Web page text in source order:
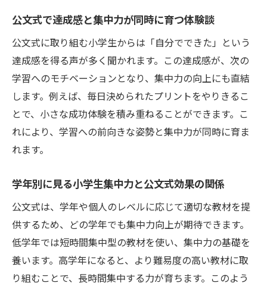
公文式で達成感と集中力が同時に育つ体験談
公文式に取り組む小学生からは「自分でできた」という
達成感を得る声が多く聞かれます。この達成感が、次の
学習へのモチベーションとなり、集中力の向上にも直結
します。例えば、毎日決められたプリントをやりきるこ
とで、小さな成功体験を積み重ねることができます。こ
れにより、学習への前向きな姿勢と集中力が同時に育ま
れます。
学年別に見る小学生集中力と公文式効果の関係
公文式は、学年や個人のレベルに応じて適切な教材を提
供するため、どの学年でも集中力向上が期待できます。
低学年では短時間集中型の教材を使い、集中力の基礎を
養います。高学年になると、より難易度の高い教材に取
り組むことで、長時間集中する力が育ちます。このよう